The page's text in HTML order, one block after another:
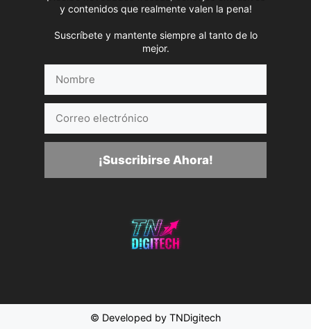
y contenidos que realmente valen la pena!
Suscríbete y mantente siempre al tanto de lo
mejor.
electrónico
¡Suscribirse Ahora!